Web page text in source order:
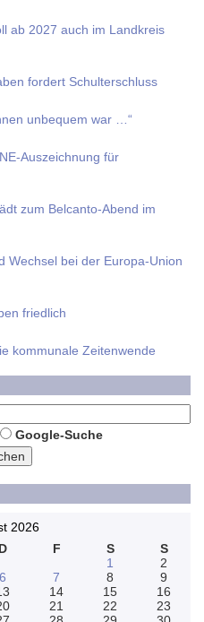
ab 2027 auch im Land­kreis
fordert Schulterschluss
unbequem war …“
Auszeichnung für
zum Belcanto-Abend im
Wechsel bei der Europa-Union
friedlich
kommunale Zeitenwende
Google-Suche
2026
D F S
S
1
2
6 7 8
9
14 15
16
21 22
23